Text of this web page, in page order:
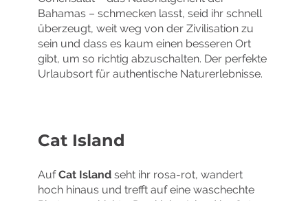
Bahamas – schmecken lasst, seid ihr schnell
überzeugt, weit weg von der Zivilisation zu
sein und dass es kaum einen besseren Ort
gibt, um so richtig abzuschalten. Der perfekte
Urlaubsort für authentische Naturerlebnisse.
Cat Island
AufCat Islandseht ihr rosa-rot, wandert
hoch hinaus und trefft auf eine waschechte